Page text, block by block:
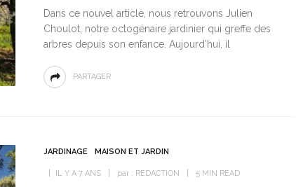
Dans ce nouvel article, nous retrouvons Julien
Choulot, notre octogénaire jardinier qui greffe des
arbres depuis son enfance. Aujourd’hui, il
PARTAGER
JARDINAGE MAISON ET JARDIN
IL Y A 7 ANS par : REDACTION 5 MIN READ